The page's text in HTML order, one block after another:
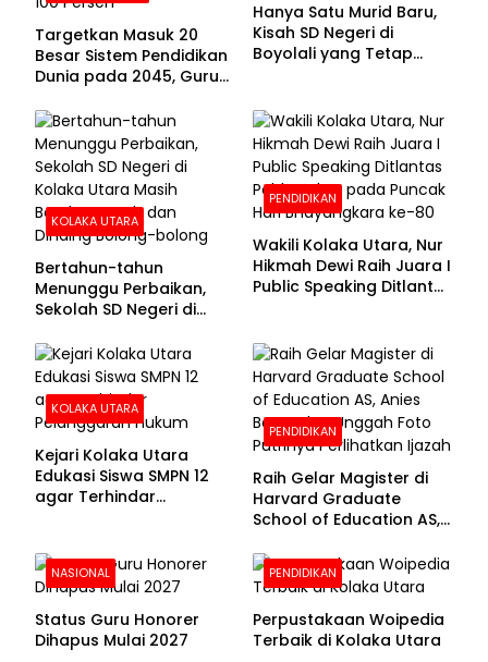
Targetkan Masuk 20
Besar Sistem Pendidikan
Dunia pada 2045, Guru
100 Persen
Hanya Satu Murid Baru,
Kisah SD Negeri di
Boyolali yang Tetap
KOLAKA UTARA
Bertahun-tahun
Menunggu Perbaikan,
Sekolah SD Negeri di
Beralas Tanah dan
Dinding Bolong-bolong
PENDIDIKAN
Wakili Kolaka Utara, Nur
Hikmah Dewi Raih Juara I
Public Speaking Ditlantas
Bhayangkara ke-80
KOLAKA UTARA
Kejari Kolaka Utara
Edukasi Siswa SMPN 12
agar Terhindar
PENDIDIKAN
Raih Gelar Magister di
Harvard Graduate
School of Education AS,
Foto Putrinya Perlihatkan
Ijazah
NASIONAL
Status Guru Honorer
Dihapus Mulai 2027
PENDIDIKAN
Perpustakaan Woipedia
Terbaik di Kolaka Utara